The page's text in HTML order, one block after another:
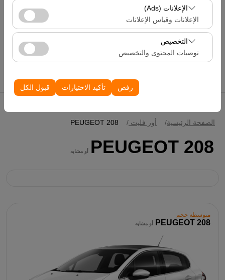
تتيح لنا ملفات تعريف الارتباط هذه تحليل كيفية استخدام موقعنا
(عدد الزوار، الصفحات الأكثر زيارة، سلوك المستخدمين).
تُستخدم هذه البيانات لقياس أداء الموقع وتحسين تجربة
المستخدم بشكل مستمر.
الإعلانات (Ads)
الإعلانات وقياس الإعلانات
تتيح لنا ملفات تعريف الارتباط هذه عرض إعلانات مخصصة
تتناسب مع اهتماماتك وقياس فعالية حملاتنا الإعلانية (عدد مرات
الظهور، معدل النقر).
التخصيص
توصيات المحتوى والتخصيص
تجربتك على المنصة من خلال حفظ إعدادات واجهة المستخدم،
وتفضيلات اللغة، والإعدادات الأخرى.
رفض تأكيد الاختيارات قبول الكل
تاريخ العودة والوقت
الصفحة الرئيسية أور فليت PEUGEOT 208
PEUGEOT 208 أو مشابه
متوسطة حجم
PEUGEOT 208 أو مشابه